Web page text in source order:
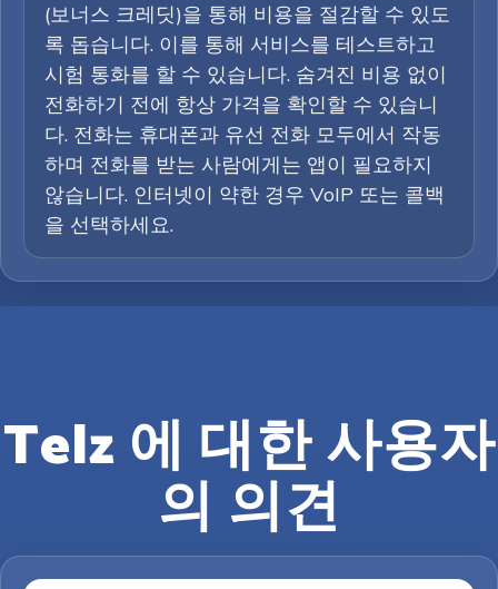
(보너스 크레딧)을 통해 비용을 절감할 수 있도
록 돕습니다. 이를 통해 서비스를 테스트하고
시험 통화를 할 수 있습니다. 숨겨진 비용 없이
전화하기 전에 항상 가격을 확인할 수 있습니
다. 전화는 휴대폰과 유선 전화 모두에서 작동
하며 전화를 받는 사람에게는 앱이 필요하지
않습니다. 인터넷이 약한 경우 VoIP 또는 콜백
을 선택하세요.
Telz 에 대한 사용자
의 의견